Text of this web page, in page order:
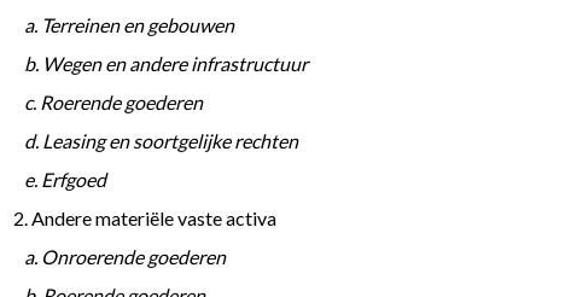
      a. Terreinen en gebouwen
      b. Wegen en andere infrastructuur
      c. Roerende goederen
      d. Leasing en soortgelijke rechten
      e. Erfgoed
   2. Andere materiële vaste activa
      a. Onroerende goederen